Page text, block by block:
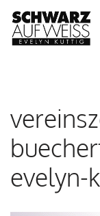
Zum
evelyn-